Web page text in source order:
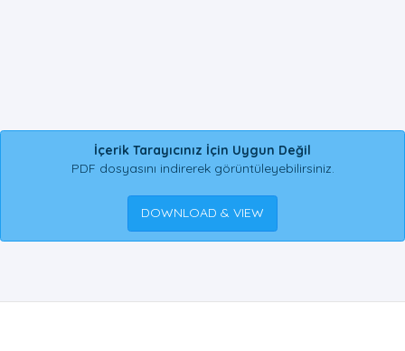
İçerik Tarayıcınız İçin Uygun Değil
PDF dosyasını indirerek görüntüleyebilirsiniz.
DOWNLOAD & VIEW